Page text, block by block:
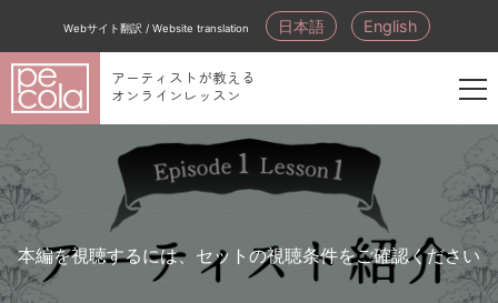
Webサイト翻訳 / Website translation 日本語 English
アーティストが教える
オンラインレッスン
新
規
会
員
登
録
本編を視聴するには、セットの視聴条件をご確認ください